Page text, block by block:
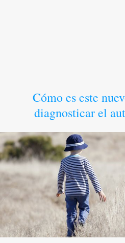
Cómo es este
diagnosticar el